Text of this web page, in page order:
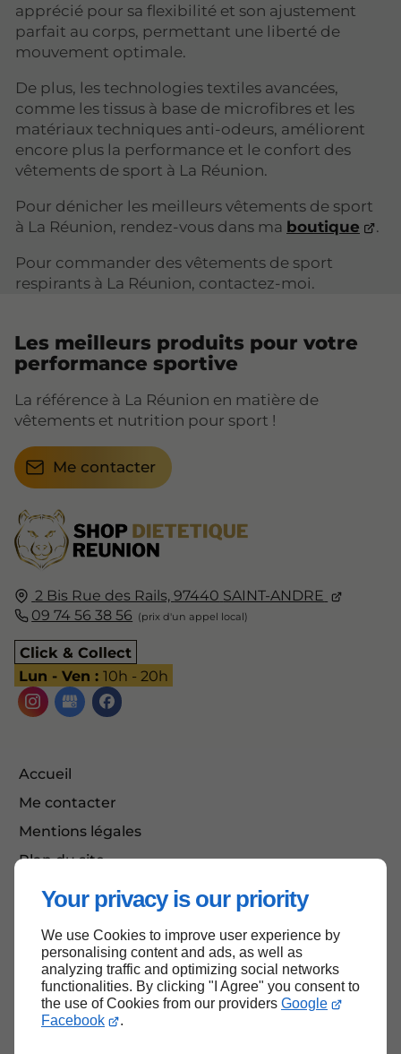
Your privacy is our priority
We use Cookies to improve user experience by
personalising content and ads, as well as
analyzing traffic and optimizing social networks
functionalities. By clicking "I Agree" you consent to
the use of Cookies from our providers Google
Facebook
.
apprécié pour sa flexibilité et son ajustement
parfait au corps, permettant une liberté de
mouvement optimale.
De plus, les technologies textiles avancées,
comme les tissus à base de microfibres et les
matériaux techniques anti-odeurs, améliorent
encore plus la performance et le confort des
vêtements de sport à La Réunion.
Pour dénicher les meilleurs vêtements de sport
à La Réunion, rendez-vous dans ma boutique
.
Pour commander des vêtements de sport
respirants à La Réunion, contactez-moi.
2 Bis Rue des Rails,97440 SAINT-ANDRE
09 74 56 38 56
Click & Collect
Lun - Ven :10h - 20h
Accueil
Me contacter
Mentions légales
Plan du site
Les meilleurs produits pour votre
performance sportive
La référence à La Réunion en matière de
vêtements et nutrition pour sport !
Me contacter
Haut de page